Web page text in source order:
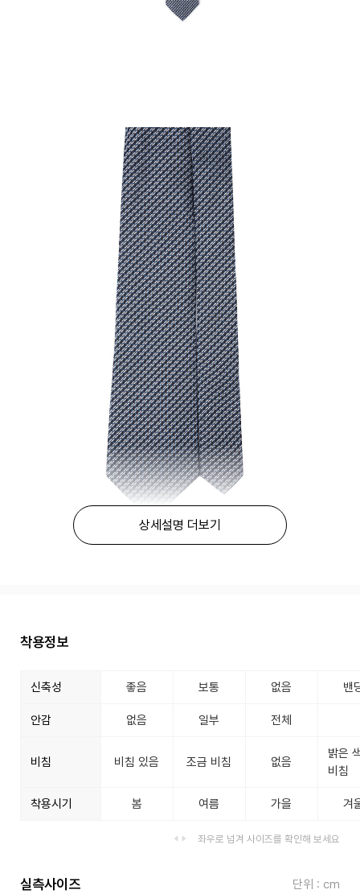
상세설명 더보기
착용정보
신축성 좋음 보통 없음 밴
안감 없음 일부 전체
비침 비침 있음 조금 비침 없음
밝은
비침
착용시기 봄 여름 가을 겨
좌우로 넘겨 사이즈를 확인해 보세요
실측사이즈
단위 : cm